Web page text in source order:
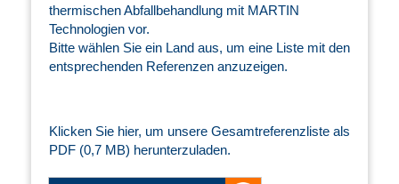
thermischen Abfallbehandlung mit MARTIN
Technologien vor.
Bitte wählen Sie ein Land aus, um eine Liste mit den
entsprechenden Referenzen anzuzeigen.
Klicken Sie hier, um unsere Gesamtreferenzliste als
PDF (0,7 MB) herunterzuladen.